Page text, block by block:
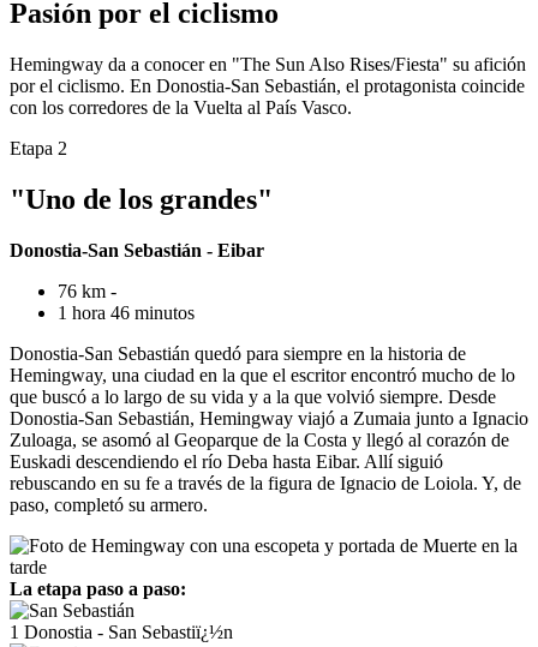
Pasión por el ciclismo
Hemingway da a conocer en "The Sun Also Rises/Fiesta" su afición
por el ciclismo. En Donostia-San Sebastián, el protagonista coincide
con los corredores de la Vuelta al País Vasco.
Etapa 2
"Uno de los grandes"
Donostia-San Sebastián - Eibar
76 km -
1 hora 46 minutos
Donostia-San Sebastián quedó para siempre en la historia de
Hemingway, una ciudad en la que el escritor encontró mucho de lo
que buscó a lo largo de su vida y a la que volvió siempre. Desde
Donostia-San Sebastián, Hemingway viajó a Zumaia junto a Ignacio
Zuloaga, se asomó al Geoparque de la Costa y llegó al corazón de
Euskadi descendiendo el río Deba hasta Eibar. Allí siguió
rebuscando en su fe a través de la figura de Ignacio de Loiola. Y, de
paso, completó su armero.
La etapa paso a paso:
1 Donostia - San Sebastiï¿½n